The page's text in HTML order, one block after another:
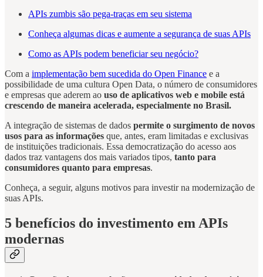
APIs zumbis são pega-traças em seu sistema
Conheça algumas dicas e aumente a segurança de suas APIs
Como as APIs podem beneficiar seu negócio?
Com a implementação bem sucedida do Open Finance e a
possibilidade de uma cultura Open Data, o número de consumidores
e empresas que aderem ao uso de aplicativos web e mobile está
crescendo de maneira acelerada, especialmente no Brasil.
A integração de sistemas de dados permite o surgimento de novos
usos para as informações que, antes, eram limitadas e exclusivas
de instituições tradicionais. Essa democratização do acesso aos
dados traz vantagens dos mais variados tipos, tanto para
consumidores quanto para empresas.
Conheça, a seguir, alguns motivos para investir na modernização de
suas APIs.
5 benefícios do investimento em APIs
modernas